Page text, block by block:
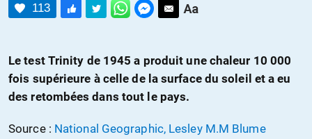
MOTS CLÉS
CONTACTER
FAIRE UN
113
Le test Trinity de 1945 a produit une chaleur 10 000
fois supérieure à celle de la surface du soleil et a eu
des retombées dans tout le pays.
Source : National Geographic, Lesley M.M Blume